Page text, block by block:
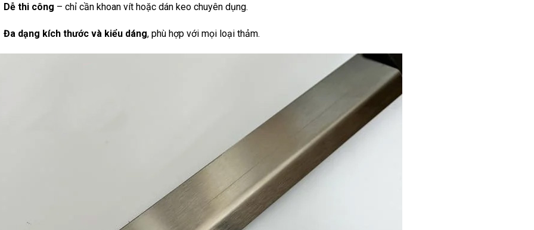
Dễ thi công – chỉ cần khoan vít hoặc dán keo chuyên dụng.
Đa dạng kích thước và kiểu dáng, phù hợp với mọi loại thảm.